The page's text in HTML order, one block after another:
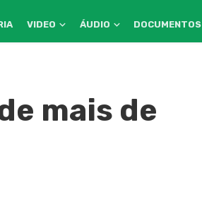
VIDEO ÁUDIO DOCUMENTOS
mais de